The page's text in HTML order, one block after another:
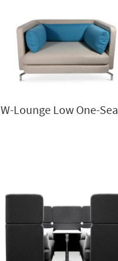
W-Lounge Low One-